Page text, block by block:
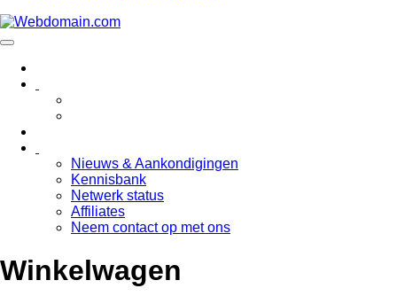
Toggle
navigation
Nieuws & Aankondigingen
Kennisbank
Netwerk status
Affiliates
Neem contact op met ons
Winkelwagen